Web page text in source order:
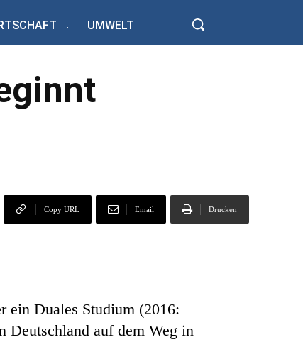
UMWELT
Copy URL Email Drucken
ein Duales Studium (2016:
Deutschland auf dem Weg in